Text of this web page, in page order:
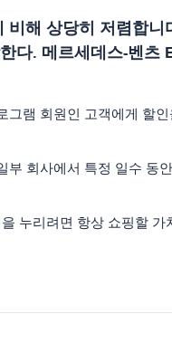
해 상당히 저렴합
다. 메르세데스-벤츠
램 회원인 고객에게 할
회사에서 특정 일수 동
누리려면 항상 쇼핑할 가